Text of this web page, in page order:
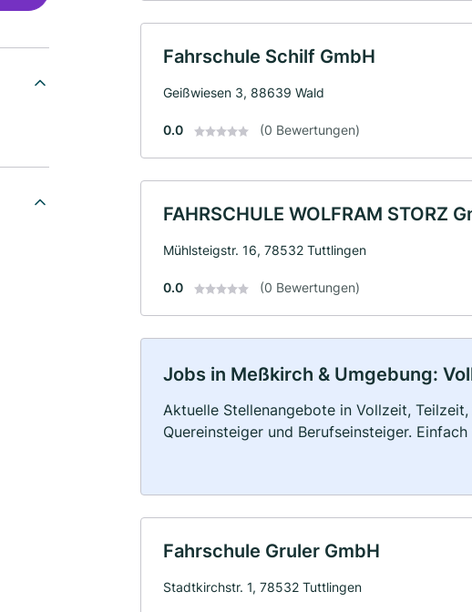
Fahrschule Schilf GmbH
Geißwiesen 3, 88639 Wald
0.0 (0 Bewertungen)
FAHRSCHULE WOLFRAM STORZ
Mühlsteigstr. 16, 78532 Tuttlingen
0.0 (0 Bewertungen)
Jobs in Meßkirch & Umgebung:
Aktuelle Stellenangebote in Vollzeit,
Quereinsteiger und Berufseinsteiger.
Fahrschule Gruler GmbH
Stadtkirchstr. 1, 78532 Tuttlingen